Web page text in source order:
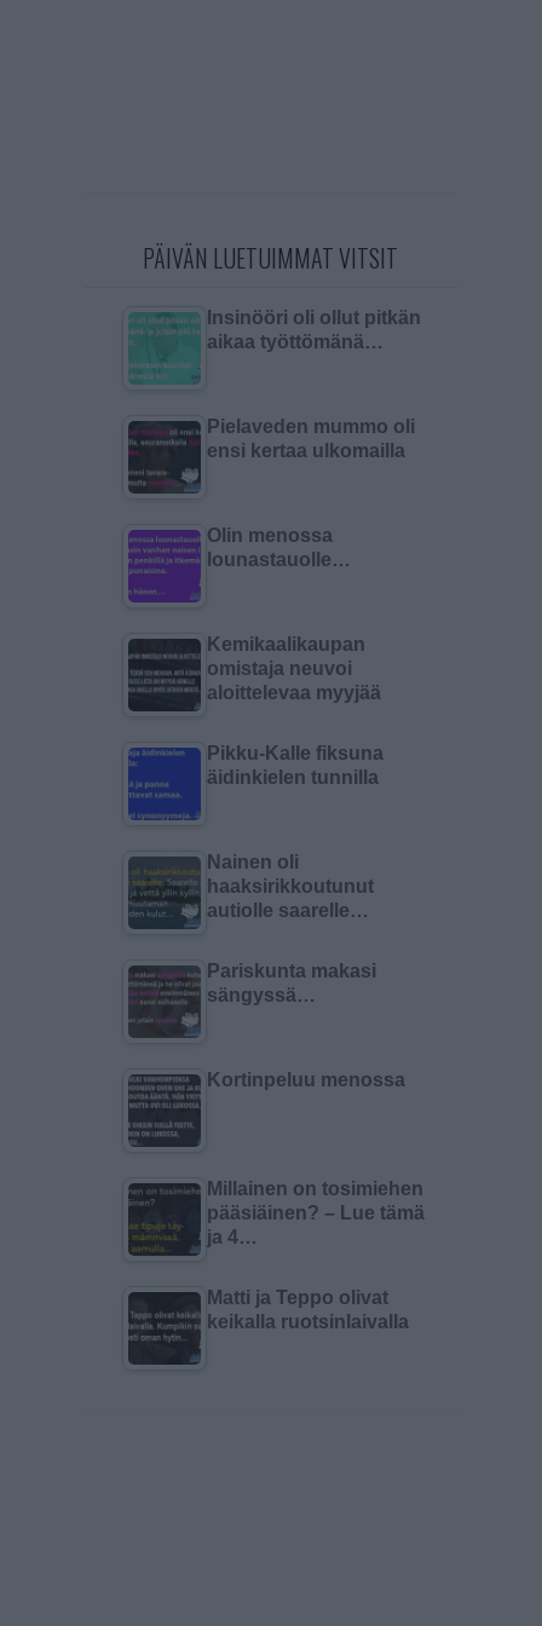
PÄIVÄN LUETUIMMAT VITSIT
Insinööri oli ollut pitkän
aikaa työttömänä…
Pielaveden mummo oli
ensi kertaa ulkomailla
Olin menossa
lounastauolle…
Kemikaalikaupan
omistaja neuvoi
aloittelevaa myyjää
Pikku-Kalle fiksuna
äidinkielen tunnilla
Nainen oli
haaksirikkoutunut
autiolle saarelle…
Pariskunta makasi
sängyssä…
Kortinpeluu menossa
Millainen on tosimiehen
pääsiäinen? – Lue tämä
ja 4…
Matti ja Teppo olivat
keikalla ruotsinlaivalla